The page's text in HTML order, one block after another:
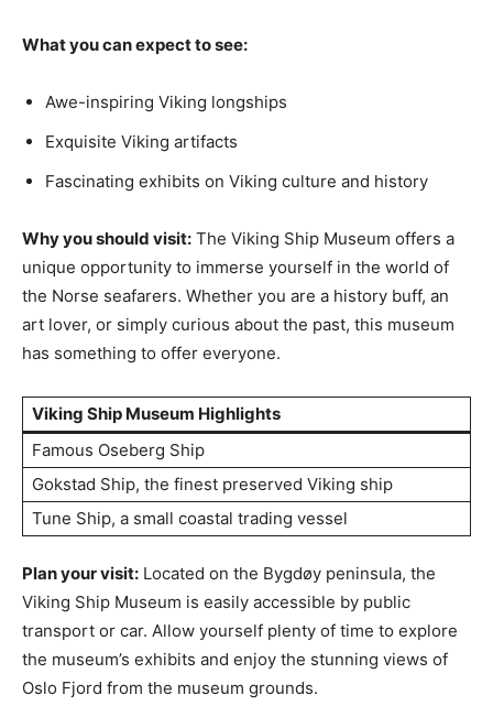
What you can expect ​to see:
Awe-inspiring‍ Viking longships
Exquisite ⁢Viking artifacts
Fascinating ​exhibits‌ on Viking⁤ culture‌ and history
Why‍ you should ⁢visit: The ‍Viking ⁤Ship​ Museum offers ⁢a
unique opportunity to immerse yourself in ‍the world of
the Norse seafarers. Whether you are a history buff, an
⁣art lover,⁢ or simply curious about​ the past, ‌this museum
has something ​to ​offer everyone.
Viking Ship Museum ​Highlights
Famous Oseberg Ship
Gokstad ‌Ship, the finest preserved Viking⁢ ship
Tune⁢ Ship, a ‍small coastal ⁢trading vessel
Plan your visit: Located​ on ⁣the Bygdøy peninsula, the
‍Viking Ship ⁤Museum​ is easily accessible by public
transport or ‌car. Allow yourself plenty of time to explore
the museum’s exhibits and enjoy‍ the stunning ⁢views ⁤of
⁢Oslo ‍Fjord from ​the‌ museum ⁢grounds.